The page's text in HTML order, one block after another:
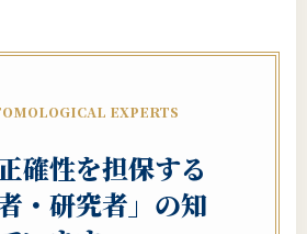
EXPERTS
確性を担保する
・研究者」の知